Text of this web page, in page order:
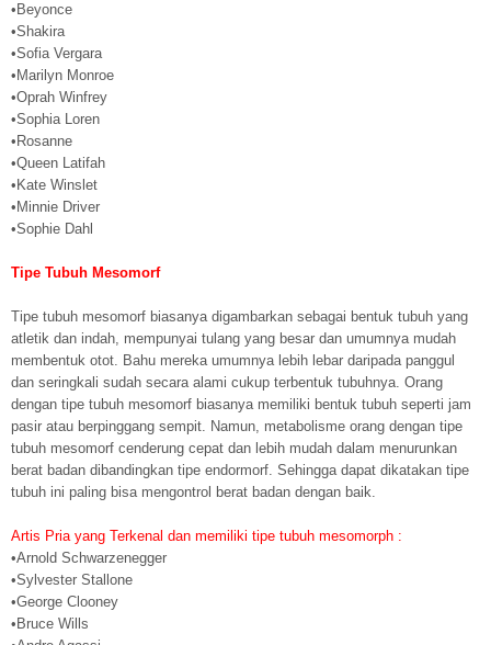
•Beyonce
•Shakira
•Sofia Vergara
•Marilyn Monroe
•Oprah Winfrey
•Sophia Loren
•Rosanne
•Queen Latifah
•Kate Winslet
•Minnie Driver
•Sophie Dahl
Tipe Tubuh Mesomorf
Tipe tubuh mesomorf biasanya digambarkan sebagai bentuk tubuh yang
atletik dan indah, mempunyai tulang yang besar dan umumnya mudah
membentuk otot. Bahu mereka umumnya lebih lebar daripada panggul
dan seringkali sudah secara alami cukup terbentuk tubuhnya. Orang
dengan tipe tubuh mesomorf biasanya memiliki bentuk tubuh seperti jam
pasir atau berpinggang sempit. Namun, metabolisme orang dengan tipe
tubuh mesomorf cenderung cepat dan lebih mudah dalam menurunkan
berat badan dibandingkan tipe endormorf. Sehingga dapat dikatakan tipe
tubuh ini paling bisa mengontrol berat badan dengan baik.
Artis Pria yang Terkenal dan memiliki tipe tubuh mesomorph :
•Arnold Schwarzenegger
•Sylvester Stallone
•George Clooney
•Bruce Wills